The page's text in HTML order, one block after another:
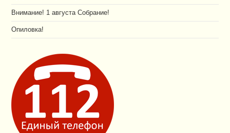
Внимание! 1 августа Собрание!
Опиловка!